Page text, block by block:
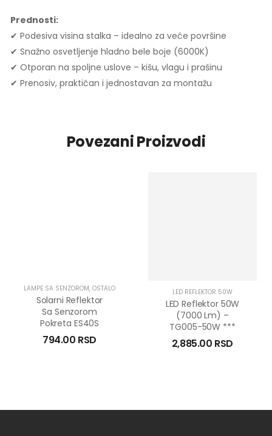
Prednosti:
✔ Podesiva visina stalka – idealno za veće površine
✔ Snažno osvetljenje hladno bele boje (6000K)
✔ Otporan na spoljne uslove – kišu, vlagu i prašinu
✔ Prenosiv, praktičan i jednostavan za montažu
Povezani Proizvodi
LAMPE SA SENZOROM, OSTALO
Solarni Reflektor
Sa Senzorom
Pokreta ES40S
794.00 RSD
LED REFLEKTOR 50W
LED Reflektor 50W
(7000 Lm) –
TG005-50W ***
2,885.00 RSD